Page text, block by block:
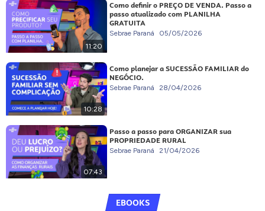
11:20
Como definir o PREÇO DE VENDA. Passo a
passo atualizado com PLANILHA
GRATUITA
Sebrae Paraná 05/05/2026
10:28
Como planejar a SUCESSÃO FAMILIAR do
NEGÓCIO.
Sebrae Paraná 28/04/2026
07:43
Passo a passo para ORGANIZAR sua
PROPRIEDADE RURAL
Sebrae Paraná 21/04/2026
EBOOKS